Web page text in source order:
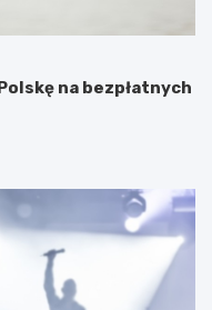
na bezpłatnych